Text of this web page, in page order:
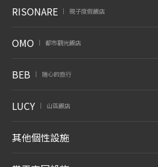
RISONARE 親子度假飯店
OMO 都市觀光飯店
BEB 随心的旅行
LUCY 山區飯店
其他個性設施